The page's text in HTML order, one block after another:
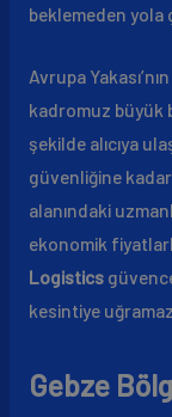
beklemeden yola
Avrupa
kadromuz büyük
şekilde alıcıya
güvenliğine
alanındaki
ekonomik
Logistics
kesintiye
Gebze